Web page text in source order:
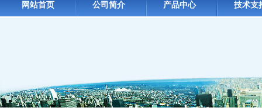
网站首页 公司简介 产品中心 技术支